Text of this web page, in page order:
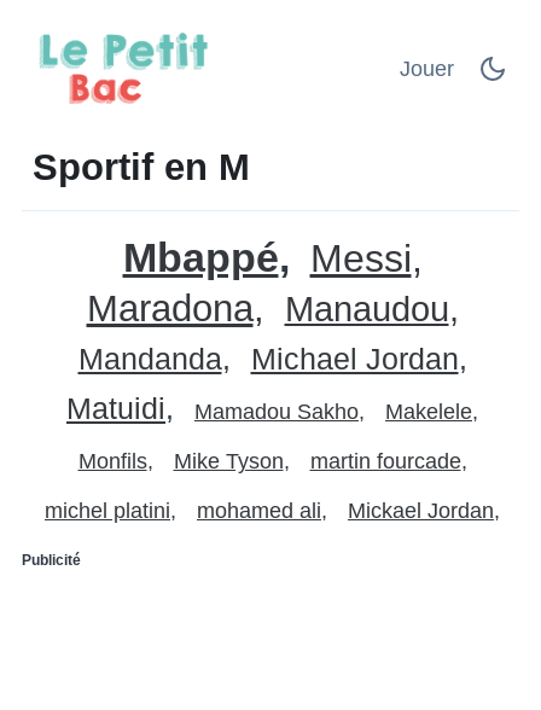
Jouer
Sportif en M
Mbappé Messi
Maradona Manaudou
Mandanda
Michael Jordan
Matuidi
Mamadou Sakho Makelele
Monfils Mike Tyson martin fourcade
michel platini mohamed ali Mickael Jordan
Publicité